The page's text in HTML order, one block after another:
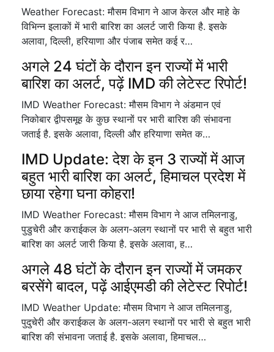
Weather Forecast: मौसम विभाग ने आज केरल और माहे के
विभिन्न इलाकों में भारी बारिश का अलर्ट जारी किया है. इसके
अलावा, दिल्ली, हरियाणा और पंजाब समेत कई र…
अगले 24 घंटों के दौरान इन राज्यों में भारी
बारिश का अलर्ट, पढ़ें IMD की लेटेस्ट रिपोर्ट!
IMD Weather Forecast: मौसम विभाग ने अंडमान एवं
निकोबार द्वीपसमूह के कुछ स्थानों पर भारी बारिश की संभावना
जताई है. इसके अलावा, दिल्ली और हरियाणा समेत क…
IMD Update: देश के इन 3 राज्यों में आज
बहुत भारी बारिश का अलर्ट, हिमाचल प्रदेश में
छाया रहेगा घना कोहरा!
IMD Weather Forecast: मौसम विभाग ने आज तमिलनाडु,
पुडुचेरी और कराईकल के अलग-अलग स्थानों पर भारी से बहुत भारी
बारिश का अलर्ट जारी किया है. इसके अलावा, ह…
अगले 48 घंटों के दौरान इन राज्यों में जमकर
बरसेंगे बादल, पढ़ें आईएमडी की लेटेस्ट रिपोर्ट!
IMD Weather Update: मौसम विभाग ने आज तमिलनाडु,
पुदुचेरी और कराईकल के अलग-अलग स्थानों पर भारी से बहुत भारी
बारिश की संभावना जताई है. इसके अलावा, हिमाचल…